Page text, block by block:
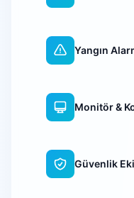
Yangın
Monitör &
Güvenlik